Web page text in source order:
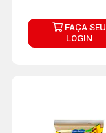
FAÇA SEU
LOGIN